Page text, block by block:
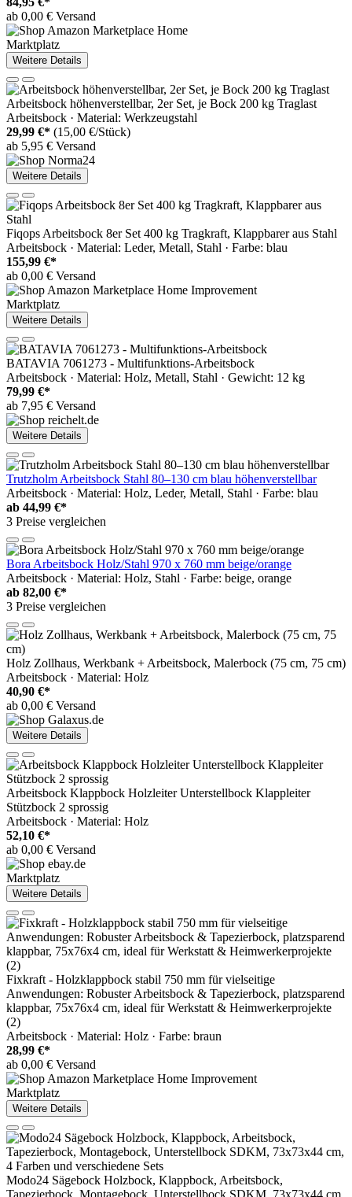
ab 0,00 € Versand
Marktplatz
Weitere Details
Arbeitsbock höhenverstellbar, 2er Set, je Bock 200 kg Traglast
Arbeitsbock · Material: Werkzeugstahl
29,99 €* (15,00 €/Stück)
ab 5,95 € Versand
Weitere Details
Fiqops Arbeitsbock 8er Set 400 kg Tragkraft, Klappbarer aus Stahl
Arbeitsbock · Material: Leder, Metall, Stahl · Farbe: blau
155,99 €*
ab 0,00 € Versand
Marktplatz
Weitere Details
BATAVIA 7061273 - Multifunktions-Arbeitsbock
Arbeitsbock · Material: Holz, Metall, Stahl · Gewicht: 12 kg
79,99 €*
ab 7,95 € Versand
Weitere Details
Trutzholm Arbeitsbock Stahl 80–130 cm blau höhenverstellbar
Arbeitsbock · Material: Holz, Leder, Metall, Stahl · Farbe: blau
ab 44,99 €*
3 Preise vergleichen
Bora Arbeitsbock Holz/Stahl 970 x 760 mm beige/orange
Arbeitsbock · Material: Holz, Stahl · Farbe: beige, orange
ab 82,00 €*
3 Preise vergleichen
Holz Zollhaus, Werkbank + Arbeitsbock, Malerbock (75 cm, 75 cm)
Arbeitsbock · Material: Holz
40,90 €*
ab 0,00 € Versand
Weitere Details
Arbeitsbock Klappbock Holzleiter Unterstellbock Klappleiter
Stützbock 2 sprossig
Arbeitsbock · Material: Holz
52,10 €*
ab 0,00 € Versand
Marktplatz
Weitere Details
Fixkraft - Holzklappbock stabil 750 mm für vielseitige
Anwendungen: Robuster Arbeitsbock & Tapezierbock, platzsparend
klappbar, 75x76x4 cm, ideal für Werkstatt & Heimwerkerprojekte
(2)
Arbeitsbock · Material: Holz · Farbe: braun
28,99 €*
ab 0,00 € Versand
Marktplatz
Weitere Details
Modo24 Sägebock Holzbock, Klappbock, Arbeitsbock,
Tapezierbock, Montagebock, Unterstellbock SDKM, 73x73x44 cm,